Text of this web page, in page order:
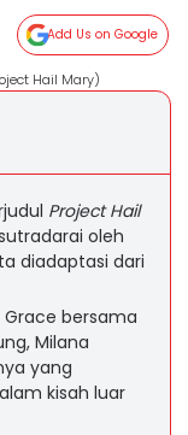
Add Us on Google
Hail Mary)
Project Hail
oleh
diadaptasi dari
Grace bersama
Milana
yang
kisah luar